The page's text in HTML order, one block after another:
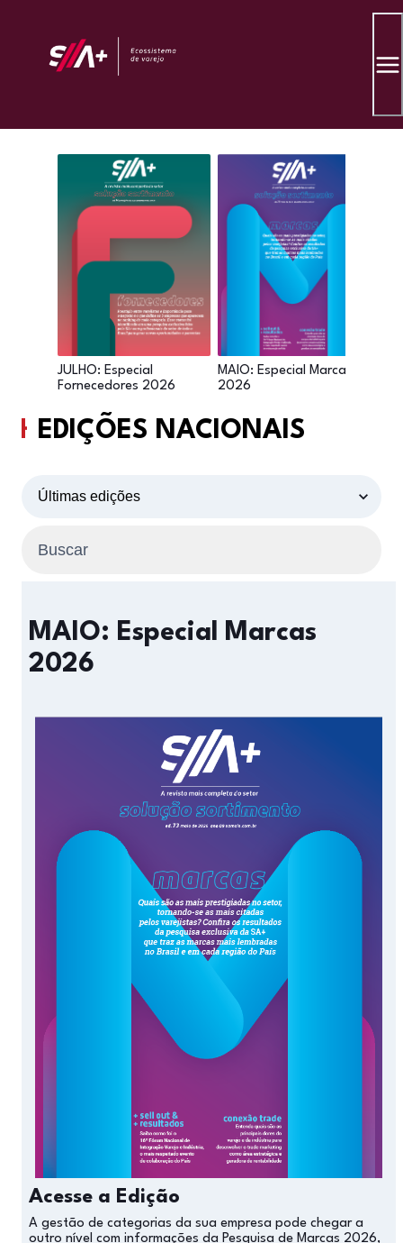
EDIÇÕES NACIONAIS
MAIO: Especial Marcas
2026
Acesse a Edição
A gestão de categorias da sua empresa pode chegar a
outro nível com informações da Pesquisa de Marcas 2026,
JULHO: Especial
Fornecedores 2026
MAIO: Especial Marcas
2026